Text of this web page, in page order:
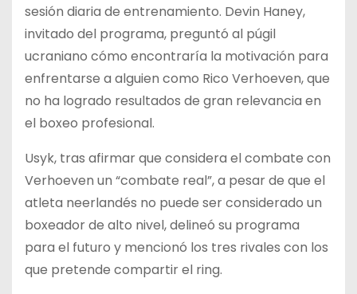
sesión diaria de entrenamiento. Devin Haney,
invitado del programa, preguntó al púgil
ucraniano cómo encontraría la motivación para
enfrentarse a alguien como Rico Verhoeven, que
no ha logrado resultados de gran relevancia en
el boxeo profesional.
Usyk, tras afirmar que considera el combate con
Verhoeven un “combate real”, a pesar de que el
atleta neerlandés no puede ser considerado un
boxeador de alto nivel, delineó su programa
para el futuro y mencionó los tres rivales con los
que pretende compartir el ring.